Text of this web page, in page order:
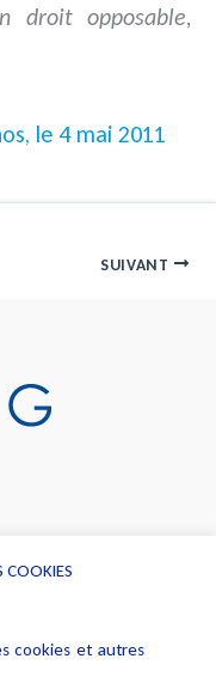
droit opposable,
le 4 mai 2011
SUIVANT
COOKIES
cookies et autres